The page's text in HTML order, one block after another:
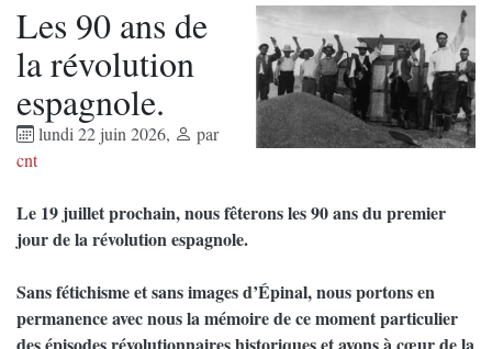
Les 90 ans de
la révolution
espagnole.
lundi 22 juin 2026,
par
cnt
Le 19 juillet prochain, nous fêterons les 90 ans du premier
jour de la révolution espagnole.
Sans fétichisme et sans images d’Épinal, nous portons en
permanence avec nous la mémoire de ce moment particulier